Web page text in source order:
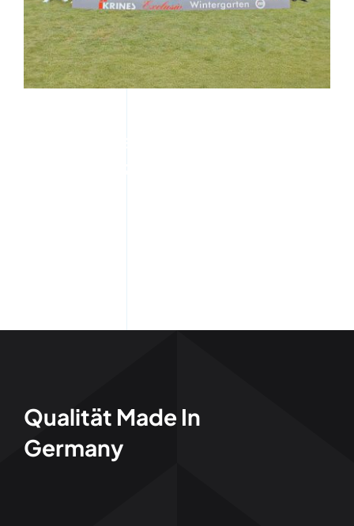
Kontakt
Gemeinsam stark – Krines
unterstützt den 1. FC Sand!
Qualität Made In
Germany